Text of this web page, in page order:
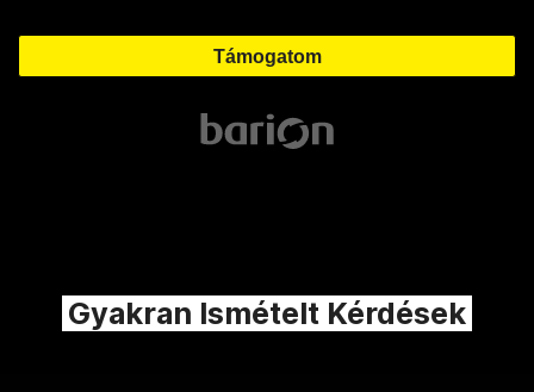
Gyakran Ismételt Kérdések